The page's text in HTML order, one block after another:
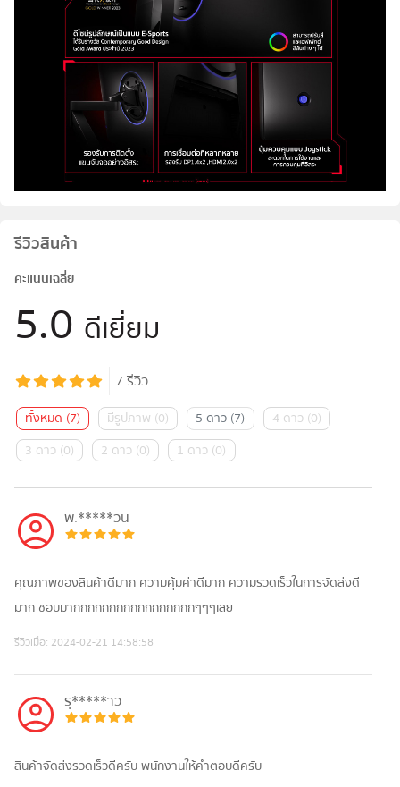
รีวิวสินค้า
คะแนนเฉลี่ย
5.0 ดีเยี่ยม
7รีวิว
ทั้งหมด (7) มีรูปภาพ (0) 5 ดาว (7) 4 ดาว (0)
3 ดาว (0) 2 ดาว (0) 1 ดาว (0)
พ.*****วน
คุณภาพของสินค้าดีมาก ความคุ้มค่าดีมาก ความรวดเร็วในการจัดส่งดี
มาก ชอบมากกกกกกกกกกกกกกกกกๆๆๆเลย
รีวิวเมื่อ: 2024-02-21 14:58:58
รุ*****าว
สินค้าจัดส่งรวดเร็วดีครับ พนักงานให้คำตอบดีครับ